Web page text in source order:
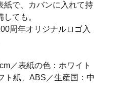
紙で、カバンに入れて持
ても。
周年オリジナルロゴ入
／表紙の色：ホワイト
ト紙、ABS／生産国：中